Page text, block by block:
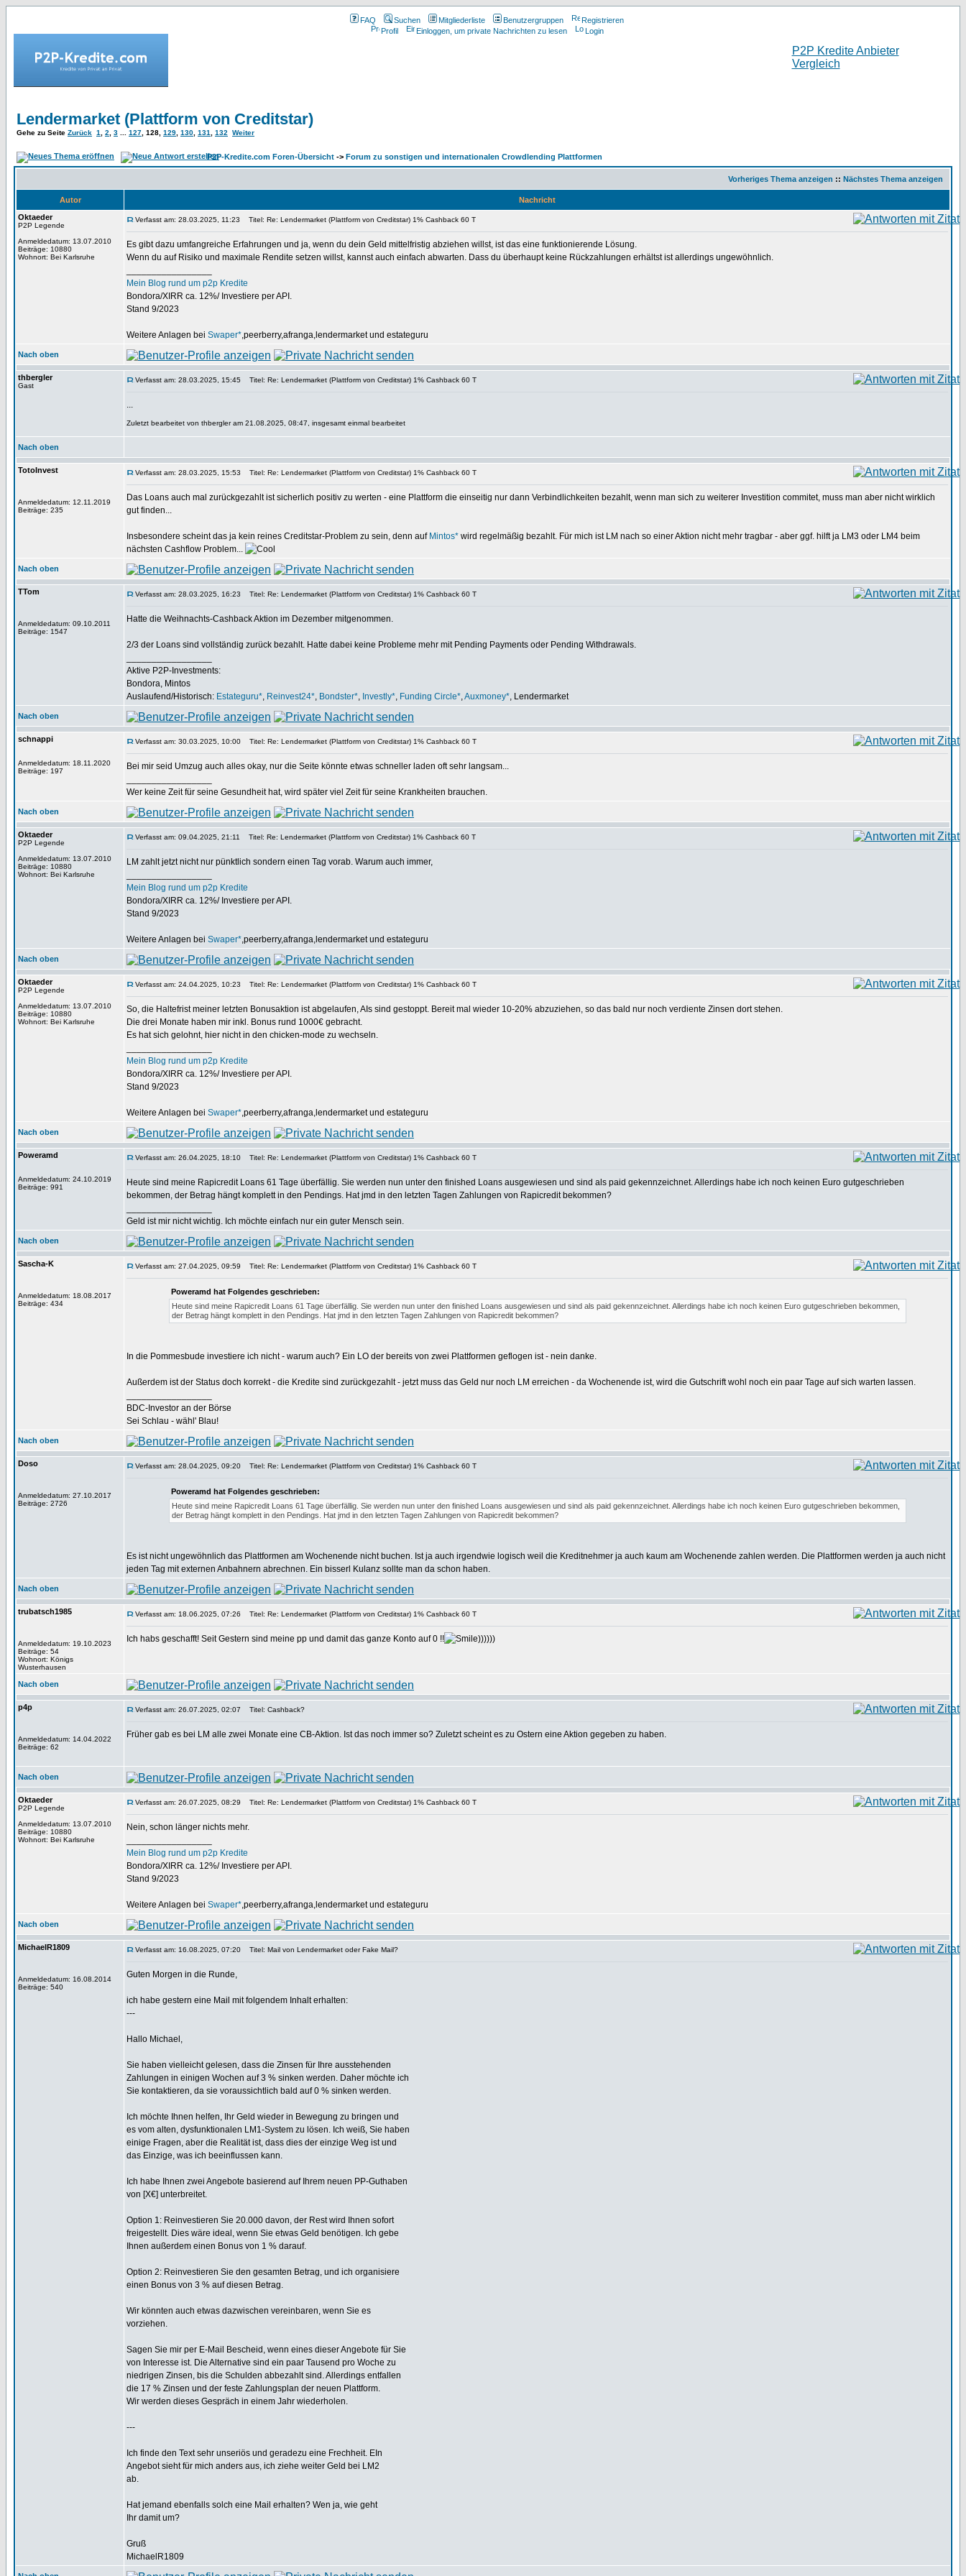
FAQ Suchen Mitgliederliste Benutzergruppen
Registrieren
Profil
Einloggen, um private Nachrichten zu lesen Login
P2P Kredite Anbieter
Vergleich
Lendermarket (Plattform von Creditstar)
Gehe zu Seite Zurück 1 2 3 127 128 129 130 131 132 Weiter
P2P-Kredite.com Foren-Übersicht -> Forum zu sonstigen und internationalen Crowdlending Plattformen
Vorheriges Thema anzeigen :: Nächstes Thema anzeigen
Autor
Nachricht
Oktaeder
P2P Legende
Anmeldedatum: 13.07.2010
Beiträge: 10880
Wohnort: Bei Karlsruhe
Verfasst am: 28.03.2025, 11:23 Titel: Re: Lendermarket (Plattform von Creditstar) 1% Cashback 60 T
Es gibt dazu umfangreiche Erfahrungen und ja, wenn du dein Geld mittelfristig abziehen willst, ist das eine funktionierende Lösung.
Wenn du auf Risiko und maximale Rendite setzen willst, kannst auch einfach abwarten. Dass du überhaupt keine Rückzahlungen erhältst ist allerdings ungewöhnlich.
Mein Blog rund um p2p Kredite
Bondora/XIRR ca. 12%/ Investiere per API.
Stand 9/2023
Weitere Anlagen bei Swaper*,peerberry,afranga,lendermarket und estateguru
Nach oben
thbergler
Gast
Verfasst am: 28.03.2025, 15:45 Titel: Re: Lendermarket (Plattform von Creditstar) 1% Cashback 60 T
...
Zuletzt bearbeitet von thbergler am 21.08.2025, 08:47, insgesamt einmal bearbeitet
Nach oben
TotoInvest
Anmeldedatum: 12.11.2019
Beiträge: 235
Verfasst am: 28.03.2025, 15:53 Titel: Re: Lendermarket (Plattform von Creditstar) 1% Cashback 60 T
Das Loans auch mal zurückgezahlt ist sicherlich positiv zu werten - eine Plattform die einseitig nur dann Verbindlichkeiten bezahlt, wenn man sich zu weiterer Investition commitet, muss man aber nicht wirklich
gut finden...
Insbesondere scheint das ja kein reines Creditstar-Problem zu sein, denn auf Mintos* wird regelmäßig bezahlt. Für mich ist LM nach so einer Aktion nicht mehr tragbar - aber ggf. hilft ja LM3 oder LM4 beim
nächsten Cashflow Problem...
Nach oben
TTom
Anmeldedatum: 09.10.2011
Beiträge: 1547
Verfasst am: 28.03.2025, 16:23 Titel: Re: Lendermarket (Plattform von Creditstar) 1% Cashback 60 T
Hatte die Weihnachts-Cashback Aktion im Dezember mitgenommen.
2/3 der Loans sind vollständig zurück bezahlt. Hatte dabei keine Probleme mehr mit Pending Payments oder Pending Withdrawals.
Aktive P2P-Investments:
Bondora, Mintos
Auslaufend/Historisch: Estateguru*, Reinvest24*, Bondster*, Investly*, Funding Circle*,Auxmoney*, Lendermarket
Nach oben
schnappi
Anmeldedatum: 18.11.2020
Beiträge: 197
Verfasst am: 30.03.2025, 10:00 Titel: Re: Lendermarket (Plattform von Creditstar) 1% Cashback 60 T
Bei mir seid Umzug auch alles okay, nur die Seite könnte etwas schneller laden oft sehr langsam...
Wer keine Zeit für seine Gesundheit hat, wird später viel Zeit für seine Krankheiten brauchen.
Nach oben
Oktaeder
P2P Legende
Anmeldedatum: 13.07.2010
Beiträge: 10880
Wohnort: Bei Karlsruhe
Verfasst am: 09.04.2025, 21:11 Titel: Re: Lendermarket (Plattform von Creditstar) 1% Cashback 60 T
LM zahlt jetzt nicht nur pünktlich sondern einen Tag vorab. Warum auch immer,
Mein Blog rund um p2p Kredite
Bondora/XIRR ca. 12%/ Investiere per API.
Stand 9/2023
Weitere Anlagen bei Swaper*,peerberry,afranga,lendermarket und estateguru
Nach oben
Oktaeder
P2P Legende
Anmeldedatum: 13.07.2010
Beiträge: 10880
Wohnort: Bei Karlsruhe
Verfasst am: 24.04.2025, 10:23 Titel: Re: Lendermarket (Plattform von Creditstar) 1% Cashback 60 T
So, die Haltefrist meiner letzten Bonusaktion ist abgelaufen, AIs sind gestoppt. Bereit mal wieder 10-20% abzuziehen, so das bald nur noch verdiente Zinsen dort stehen.
Die drei Monate haben mir inkl. Bonus rund 1000€ gebracht.
Es hat sich gelohnt, hier nicht in den chicken-mode zu wechseln.
Mein Blog rund um p2p Kredite
Bondora/XIRR ca. 12%/ Investiere per API.
Stand 9/2023
Weitere Anlagen bei Swaper*,peerberry,afranga,lendermarket und estateguru
Nach oben
Poweramd
Anmeldedatum: 24.10.2019
Beiträge: 991
Verfasst am: 26.04.2025, 18:10 Titel: Re: Lendermarket (Plattform von Creditstar) 1% Cashback 60 T
Heute sind meine Rapicredit Loans 61 Tage überfällig. Sie werden nun unter den finished Loans ausgewiesen und sind als paid gekennzeichnet. Allerdings habe ich noch keinen Euro gutgeschrieben
bekommen, der Betrag hängt komplett in den Pendings. Hat jmd in den letzten Tagen Zahlungen von Rapicredit bekommen?
Geld ist mir nicht wichtig. Ich möchte einfach nur ein guter Mensch sein.
Nach oben
Sascha-K
Anmeldedatum: 18.08.2017
Beiträge: 434
Verfasst am: 27.04.2025, 09:59 Titel: Re: Lendermarket (Plattform von Creditstar) 1% Cashback 60 T
Poweramd hat Folgendes geschrieben:
Heute sind meine Rapicredit Loans 61 Tage überfällig. Sie werden nun unter den finished Loans ausgewiesen und sind als paid gekennzeichnet. Allerdings habe ich noch keinen Euro gutgeschrieben bekommen,
der Betrag hängt komplett in den Pendings. Hat jmd in den letzten Tagen Zahlungen von Rapicredit bekommen?
In die Pommesbude investiere ich nicht - warum auch? Ein LO der bereits von zwei Plattformen geflogen ist - nein danke.
Außerdem ist der Status doch korrekt - die Kredite sind zurückgezahlt - jetzt muss das Geld nur noch LM erreichen - da Wochenende ist, wird die Gutschrift wohl noch ein paar Tage auf sich warten lassen.
BDC-Investor an der Börse
Sei Schlau - wähl' Blau!
Nach oben
Doso
Anmeldedatum: 27.10.2017
Beiträge: 2726
Verfasst am: 28.04.2025, 09:20 Titel: Re: Lendermarket (Plattform von Creditstar) 1% Cashback 60 T
Poweramd hat Folgendes geschrieben:
Heute sind meine Rapicredit Loans 61 Tage überfällig. Sie werden nun unter den finished Loans ausgewiesen und sind als paid gekennzeichnet. Allerdings habe ich noch keinen Euro gutgeschrieben bekommen,
der Betrag hängt komplett in den Pendings. Hat jmd in den letzten Tagen Zahlungen von Rapicredit bekommen?
Es ist nicht ungewöhnlich das Plattformen am Wochenende nicht buchen. Ist ja auch irgendwie logisch weil die Kreditnehmer ja auch kaum am Wochenende zahlen werden. Die Plattformen werden ja auch nicht
jeden Tag mit externen Anbahnern abrechnen. Ein bisserl Kulanz sollte man da schon haben.
Nach oben
trubatsch1985
Anmeldedatum: 19.10.2023
Beiträge: 54
Wohnort: Königs
Wusterhausen
Verfasst am: 18.06.2025, 07:26 Titel: Re: Lendermarket (Plattform von Creditstar) 1% Cashback 60 T
Ich habs geschafft! Seit Gestern sind meine pp und damit das ganze Konto auf 0 !! ))))))
Nach oben
p4p
Anmeldedatum: 14.04.2022
Beiträge: 62
Verfasst am: 26.07.2025, 02:07 Titel: Cashback?
Früher gab es bei LM alle zwei Monate eine CB-Aktion. Ist das noch immer so? Zuletzt scheint es zu Ostern eine Aktion gegeben zu haben.
Nach oben
Oktaeder
P2P Legende
Anmeldedatum: 13.07.2010
Beiträge: 10880
Wohnort: Bei Karlsruhe
Verfasst am: 26.07.2025, 08:29 Titel: Re: Lendermarket (Plattform von Creditstar) 1% Cashback 60 T
Nein, schon länger nichts mehr.
Mein Blog rund um p2p Kredite
Bondora/XIRR ca. 12%/ Investiere per API.
Stand 9/2023
Weitere Anlagen bei Swaper*,peerberry,afranga,lendermarket und estateguru
Nach oben
MichaelR1809
Anmeldedatum: 16.08.2014
Beiträge: 540
Verfasst am: 16.08.2025, 07:20 Titel: Mail von Lendermarket oder Fake Mail?
Guten Morgen in die Runde,
ich habe gestern eine Mail mit folgendem Inhalt erhalten:
---
Hallo Michael,
Sie haben vielleicht gelesen, dass die Zinsen für Ihre ausstehenden
Zahlungen in einigen Wochen auf 3 % sinken werden. Daher möchte ich
Sie kontaktieren, da sie voraussichtlich bald auf 0 % sinken werden.
Ich möchte Ihnen helfen, Ihr Geld wieder in Bewegung zu bringen und
es vom alten, dysfunktionalen LM1-System zu lösen. Ich weiß, Sie haben
einige Fragen, aber die Realität ist, dass dies der einzige Weg ist und
das Einzige, was ich beeinflussen kann.
Ich habe Ihnen zwei Angebote basierend auf Ihrem neuen PP-Guthaben
von [X€] unterbreitet.
Option 1: Reinvestieren Sie 20.000 davon, der Rest wird Ihnen sofort
freigestellt. Dies wäre ideal, wenn Sie etwas Geld benötigen. Ich gebe
Ihnen außerdem einen Bonus von 1 % darauf.
Option 2: Reinvestieren Sie den gesamten Betrag, und ich organisiere
einen Bonus von 3 % auf diesen Betrag.
Wir könnten auch etwas dazwischen vereinbaren, wenn Sie es
vorziehen.
Sagen Sie mir per E-Mail Bescheid, wenn eines dieser Angebote für Sie
von Interesse ist. Die Alternative sind ein paar Tausend pro Woche zu
niedrigen Zinsen, bis die Schulden abbezahlt sind. Allerdings entfallen
die 17 % Zinsen und der feste Zahlungsplan der neuen Plattform.
Wir werden dieses Gespräch in einem Jahr wiederholen.
---
Ich finde den Text sehr unseriös und geradezu eine Frechheit. EIn
Angebot sieht für mich anders aus, ich ziehe weiter Geld bei LM2
ab.
Hat jemand ebenfalls solch eine Mail erhalten? Wen ja, wie geht
Ihr damit um?
Gruß
MichaelR1809